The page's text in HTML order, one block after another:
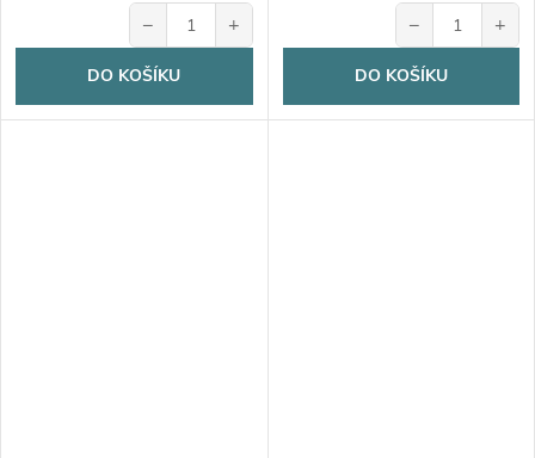
− +
DO KOŠÍKU
− +
DO KOŠÍKU